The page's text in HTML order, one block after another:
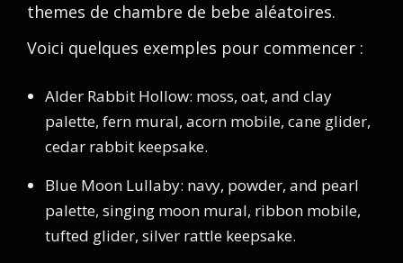
themes de chambre de bebe aléatoires.
Voici quelques exemples pour commencer :
Alder Rabbit Hollow: moss, oat, and clay
palette, fern mural, acorn mobile, cane glider,
cedar rabbit keepsake.
Blue Moon Lullaby: navy, powder, and pearl
palette, singing moon mural, ribbon mobile,
tufted glider, silver rattle keepsake.